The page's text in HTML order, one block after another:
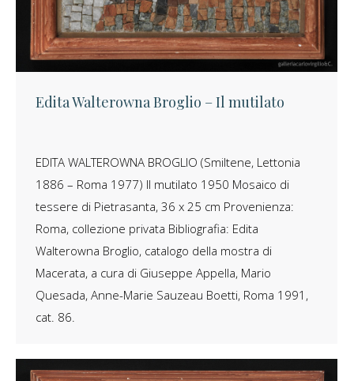
Edita Walterowna Broglio – Il mutilato
EDITA WALTEROWNA BROGLIO (Smiltene, Lettonia
1886 – Roma 1977) Il mutilato 1950 Mosaico di
tessere di Pietrasanta, 36 x 25 cm Provenienza:
Roma, collezione privata Bibliografia: Edita
Walterowna Broglio, catalogo della mostra di
Macerata, a cura di Giuseppe Appella, Mario
Quesada, Anne-Marie Sauzeau Boetti, Roma 1991,
cat. 86.